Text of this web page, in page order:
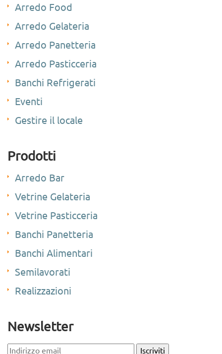
Arredo Food
Arredo Gelateria
Arredo Panetteria
Arredo Pasticceria
Banchi Refrigerati
Eventi
Gestire il locale
Prodotti
Arredo Bar
Vetrine Gelateria
Vetrine Pasticceria
Banchi Panetteria
Banchi Alimentari
Semilavorati
Realizzazioni
Newsletter